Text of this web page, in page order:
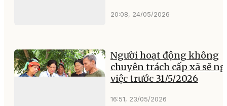
20:08, 24/05/2026
Người hoạt động không
chuyên trách cấp xã sẽ
việc trước 31/5/2026
16:51, 23/05/2026